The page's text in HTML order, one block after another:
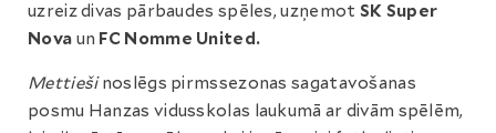
uzreiz divas pārbaudes spēles, uzņemot SK Super
Nova un FC Nomme United.
Mettiešinoslēgs pirmssezonas sagatavošanas
posmu Hanzas vidusskolas laukumā ar divām spēlēm,